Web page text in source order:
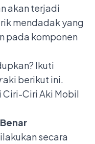
akan terjadi
mendadak yang
pada komponen
Ikuti
aki berikut ini.
Ciri-Ciri Aki Mobil
secara